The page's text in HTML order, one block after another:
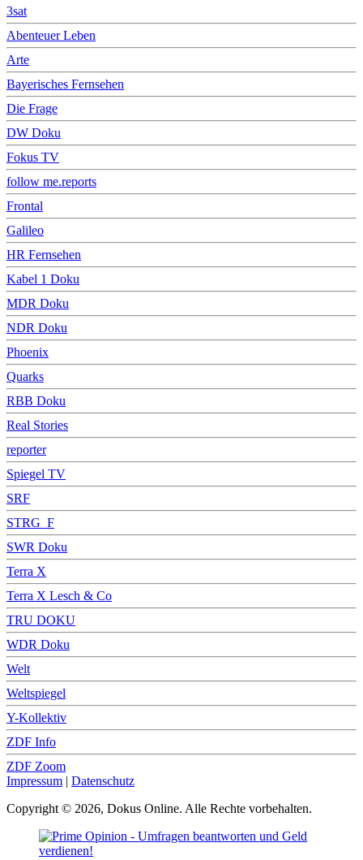
3sat
Abenteuer Leben
Arte
Bayerisches Fernsehen
Die Frage
DW Doku
Fokus TV
follow me.reports
Frontal
Galileo
HR Fernsehen
Kabel 1 Doku
MDR Doku
NDR Doku
Phoenix
Quarks
RBB Doku
Real Stories
reporter
Spiegel TV
SRF
STRG_F
SWR Doku
Terra X
Terra X Lesch & Co
TRU DOKU
WDR Doku
Welt
Weltspiegel
Y-Kollektiv
ZDF Info
ZDF Zoom
Impressum | Datenschutz
Copyright © 2026, Dokus Online. Alle Rechte vorbehalten.